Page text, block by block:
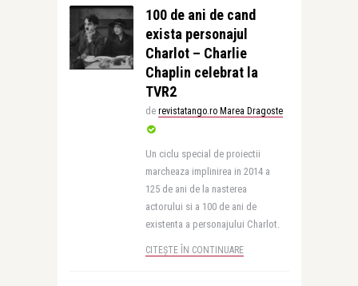
100 de ani de cand
exista personajul
Charlot – Charlie
Chaplin celebrat la
TVR2
de revistatango.ro Marea Dragoste
Un ciclu special de proiectii
marcheaza implinirea in 2014 a
125 de ani de la nasterea
actorului si a 100 de ani de
existenta a personajului Charlot.
CITEȘTE ÎN CONTINUARE